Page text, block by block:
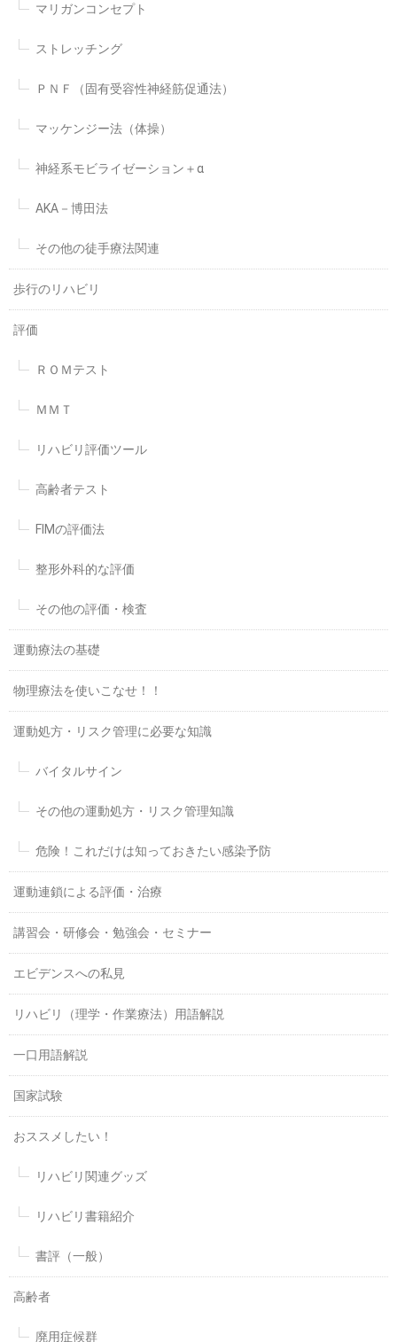
マリガンコンセプト
ストレッチング
ＰＮＦ（固有受容性神経筋促通法）
マッケンジー法（体操）
神経系モビライゼーション＋α
AKA－博田法
その他の徒手療法関連
歩行のリハビリ
評価
ＲＯＭテスト
ＭＭＴ
リハビリ評価ツール
高齢者テスト
FIMの評価法
整形外科的な評価
その他の評価・検査
運動療法の基礎
物理療法を使いこなせ！！
運動処方・リスク管理に必要な知識
バイタルサイン
その他の運動処方・リスク管理知識
危険！これだけは知っておきたい感染予防
運動連鎖による評価・治療
講習会・研修会・勉強会・セミナー
エビデンスへの私見
リハビリ（理学・作業療法）用語解説
一口用語解説
国家試験
おススメしたい！
リハビリ関連グッズ
リハビリ書籍紹介
書評（一般）
高齢者
廃用症候群